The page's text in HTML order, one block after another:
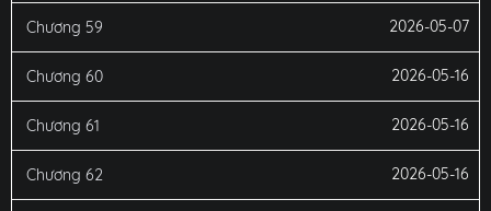
Chương 59 2026-05-07
Chương 60 2026-05-16
Chương 61 2026-05-16
Chương 62 2026-05-16